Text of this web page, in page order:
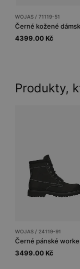
WOJAS / 71119-51
4399.00 Kč
Produkty,
WOJAS / 24119-91
3499.00 Kč